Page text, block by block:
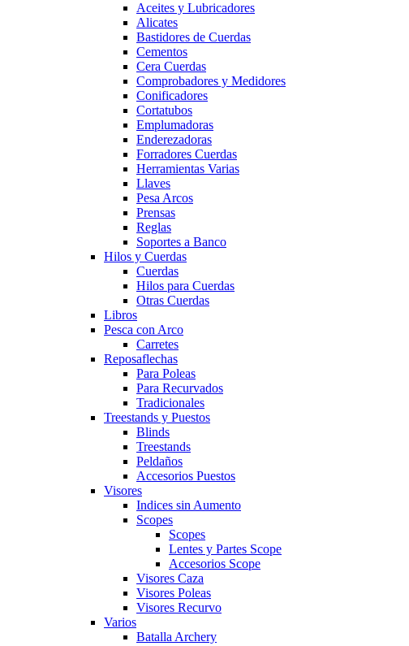
Aceites y Lubricadores
Alicates
Bastidores de Cuerdas
Cementos
Cera Cuerdas
Comprobadores y Medidores
Conificadores
Cortatubos
Emplumadoras
Enderezadoras
Forradores Cuerdas
Herramientas Varias
Llaves
Pesa Arcos
Prensas
Reglas
Soportes a Banco
Hilos y Cuerdas
Cuerdas
Hilos para Cuerdas
Otras Cuerdas
Libros
Pesca con Arco
Carretes
Reposaflechas
Para Poleas
Para Recurvados
Tradicionales
Treestands y Puestos
Blinds
Treestands
Peldaños
Accesorios Puestos
Visores
Indices sin Aumento
Scopes
Scopes
Lentes y Partes Scope
Accesorios Scope
Visores Caza
Visores Poleas
Visores Recurvo
Varios
Batalla Archery